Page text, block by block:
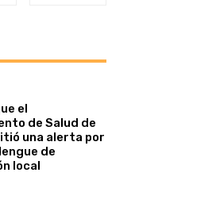
el
de Salud de
una alerta por
de
local